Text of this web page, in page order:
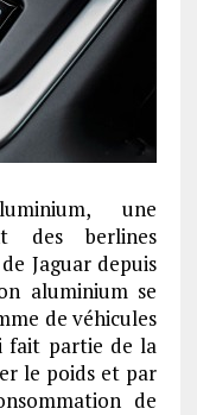
une
des berlines
Jaguar depuis
aluminium se
de véhicules
fait partie de la
le poids et par
de